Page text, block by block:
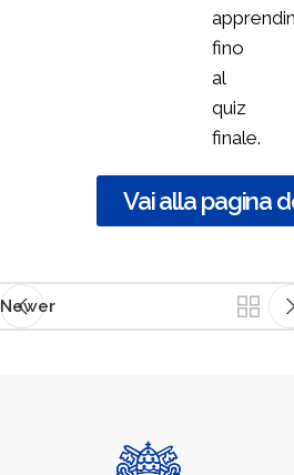
fino
al
quiz
finale.
Vai alla pagina
Newer